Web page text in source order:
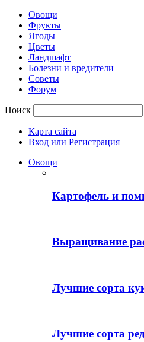
Овощи
Фрукты
Ягоды
Цветы
Ландшафт
Болезни и вредители
Советы
Форум
Поиск
Карта сайта
Вход или Регистрация
Овощи
Картофель и
Выращивание
Лучшие сорта
Лучшие сорта